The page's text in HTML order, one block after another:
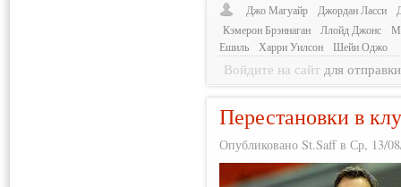
Джо Магуайр Джордан Ласси
Кэмерон Брэннаган
Ллойд Джонс
Ешиль
Харри Уилсон Шейи Оджо
Войдите на сайт для
Перестановки в
Опубликовано St.Saff в Ср, 13/